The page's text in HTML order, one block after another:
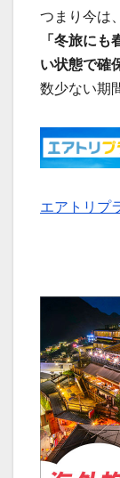
つまり今は、
「冬旅に
い状態で確
数少ない期
エアトリプ